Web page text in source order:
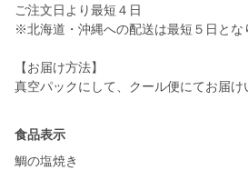
ご注文日より最短４日
※北海道・沖縄への配送は最短５日とな
【お届け方法】
真空パックにして、クール便にてお届け
食品表示
鯛の塩焼き